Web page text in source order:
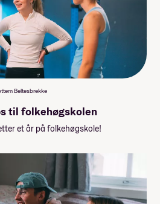
Beltesbrekke
til folkehøgskolen
et år på folkehøgskole!